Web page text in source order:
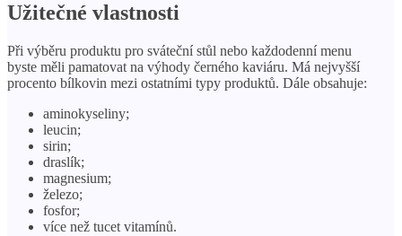
Užitečné vlastnosti
Při výběru produktu pro sváteční stůl nebo každodenní menu
byste měli pamatovat na výhody černého kaviáru. Má nejvyšší
procento bílkovin mezi ostatními typy produktů. Dále obsahuje:
aminokyseliny;
leucin;
sirin;
draslík;
magnesium;
železo;
fosfor;
více než tucet vitamínů.